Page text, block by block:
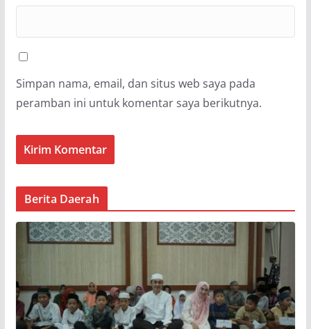
Simpan nama, email, dan situs web saya pada
peramban ini untuk komentar saya berikutnya.
Berita Daerah